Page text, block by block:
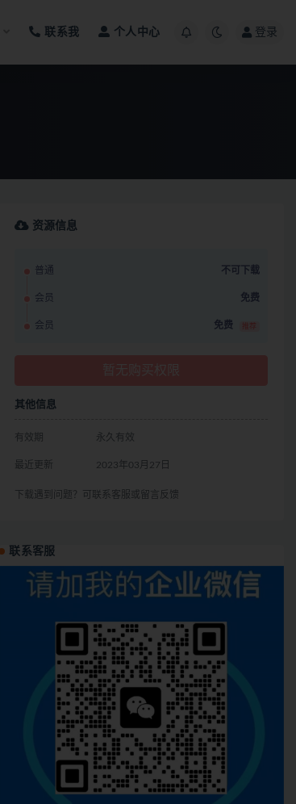
联系我 个人中心 登录
资源信息
普通 不可下载
会员 免费
会员 免费 推荐
其他信息
有效期 永久有效
最近更新 2023年03月27日
下载遇到问题？可联系客服或留言反馈
联系客服